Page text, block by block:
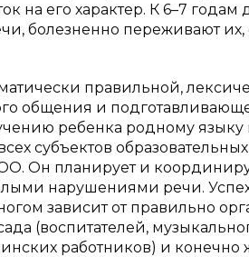
на его характер. К 6–7
болезненно переживают
правильной,
общения и
ребенка родному языку
субъектов
Он планирует и
нарушениями речи.
зависит от правильно
(воспитателей,
работников) и